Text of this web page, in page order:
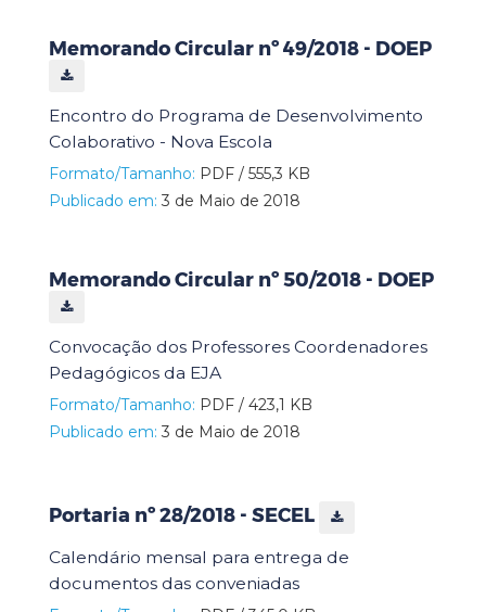
Memorando Circular nº 49/2018 - DOEP
Encontro do Programa de Desenvolvimento
Colaborativo - Nova Escola
Formato/Tamanho: PDF / 555,3 KB
Publicado em: 3 de Maio de 2018
Memorando Circular nº 50/2018 - DOEP
Convocação dos Professores Coordenadores
Pedagógicos da EJA
Formato/Tamanho: PDF / 423,1 KB
Publicado em: 3 de Maio de 2018
Portaria nº 28/2018 - SECEL
Calendário mensal para entrega de
documentos das conveniadas